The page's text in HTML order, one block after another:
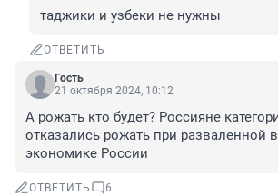
таджики и узбеки не нужны
ОТВЕТИТЬ
Гость
21 октября 2024, 10:12
А рожать кто будет? Россияне
отказались рожать при разваленной
экономике России
ОТВЕТИТЬ 6